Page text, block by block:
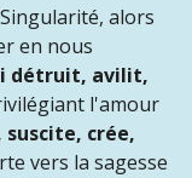
alors
en nous
détruit, avilit,
l'amour
crée,
vers la sagesse